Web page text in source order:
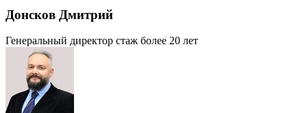
Донсков Дмитрий
Генеральный директор стаж более 20 лет